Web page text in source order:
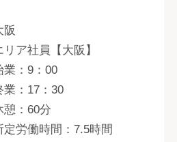
阪
リア社員【大阪】
業：9：00
業：17：30
憩：60分
定労働時間：7.5時間